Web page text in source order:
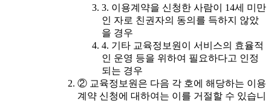
3. 이용계약을 신청한 사람이 14세 미만
인 자로 친권자의 동의를 득하지 않았
을 경우
4. 기타 교육정보원이 서비스의 효율적
인 운영 등을 위하여 필요하다고 인정
되는 경우
② 교육정보원은 다음 각 호에 해당하는 이용
계약 신청에 대하여는 이를 거절할 수 있습니